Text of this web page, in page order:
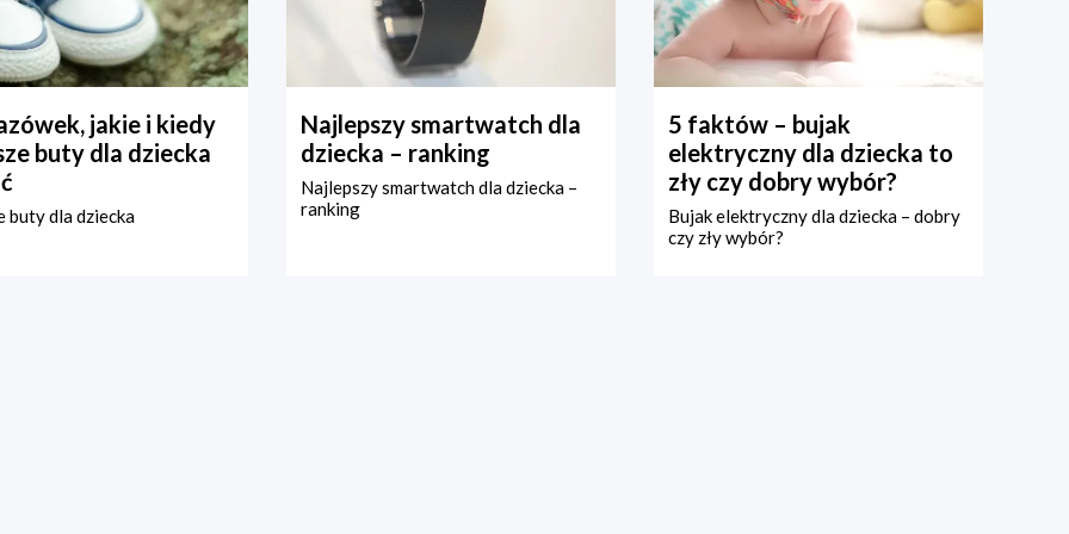
jakie i kiedy
buty dla dziecka
buty dla dziecka
Najlepszy smartwatch dla
dziecka – ranking
Najlepszy smartwatch dla dziecka –
ranking
5 faktów – bujak
elektryczny dla dziecka to
zły czy dobry wybór?
Bujak elektryczny dla dziecka – dobry
czy zły wybór?